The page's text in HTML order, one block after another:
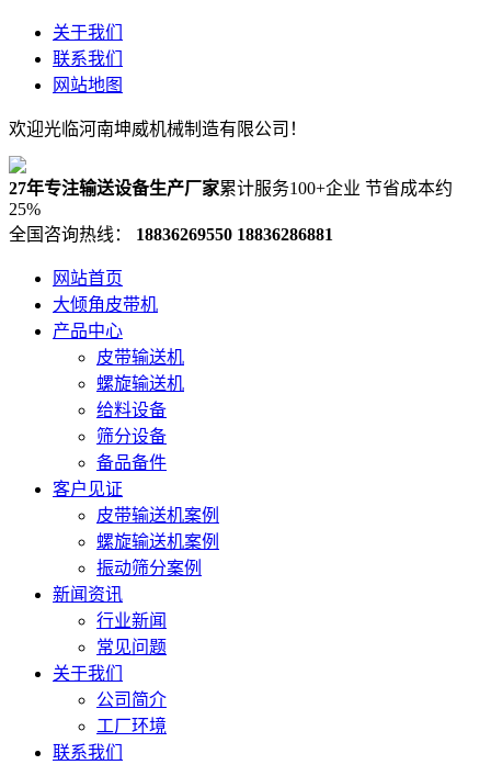
关于我们
联系我们
网站地图
欢迎光临河南坤威机械制造有限公司！
27年专注输送设备生产厂家累计服务100+企业 节省成本约
25%
全国咨询热线：
18836269550 18836286881
网站首页
大倾角皮带机
产品中心
皮带输送机
螺旋输送机
给料设备
筛分设备
备品备件
客户见证
皮带输送机案例
螺旋输送机案例
振动筛分案例
新闻资讯
行业新闻
常见问题
关于我们
公司简介
工厂环境
联系我们